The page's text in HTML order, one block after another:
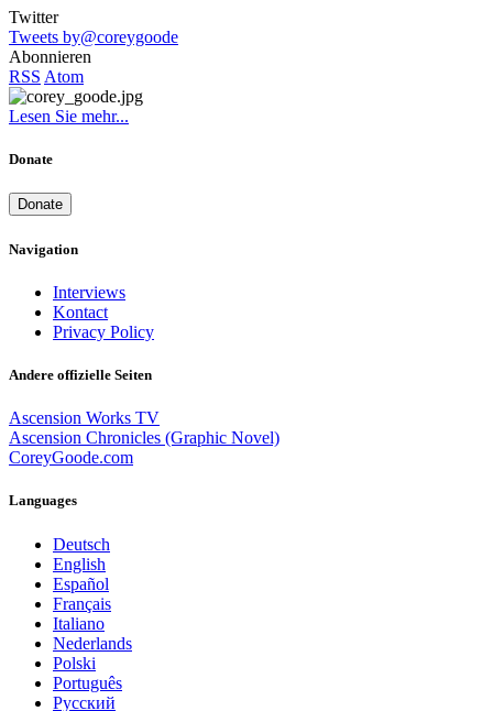
Twitter
Tweets by@coreygoode
Abonnieren
RSS Atom
Lesen Sie mehr...
Donate
Donate
Navigation
Interviews
Kontact
Privacy Policy
Andere offizielle Seiten
Ascension Works TV
Ascension Chronicles (Graphic Novel)
CoreyGoode.com
Languages
Deutsch
English
Español
Français
Italiano
Nederlands
Polski
Português
Pусский